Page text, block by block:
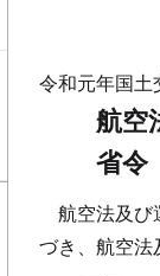
令和元年国土
航空
省令
航空法及び
づき、航空法